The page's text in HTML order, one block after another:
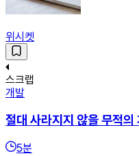
위시켓
스크랩
개발
절대 사라지지 않을 무적의
5분